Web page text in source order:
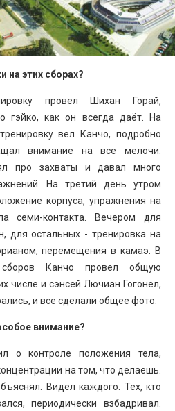
на этих сборах?
провел Шихан Горай,
гэйко, как он всегда даёт. На
вел Канчо, подробно
внимание на все мелочи.
про захваты и давал много
На третий день утром
корпуса, упражнения на
семи-контакта. Вечером для
для остальных - тренировка на
перемещения в камаэ. В
сборов Канчо провел общую
числе и сэнсей Лючиан Гогонел,
и все сделали общее фото.
внимание?
о контроле положения тела,
на том, что делаешь.
Видел каждого. Тех, кто
периодически взбадривал.